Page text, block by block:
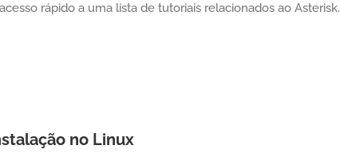
rápido a uma lista de tutoriais relacionados ao Asterisk.
no Linux